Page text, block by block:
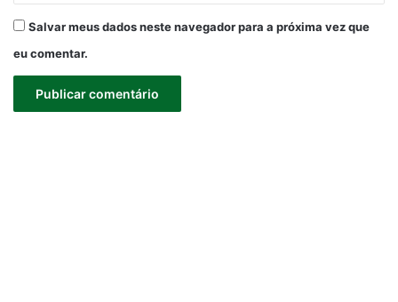
Salvar meus dados neste navegador para a próxima vez que
eu comentar.